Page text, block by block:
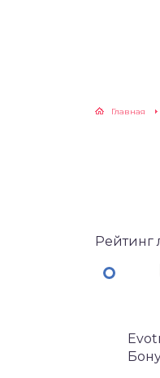
Главная
Рейтинг